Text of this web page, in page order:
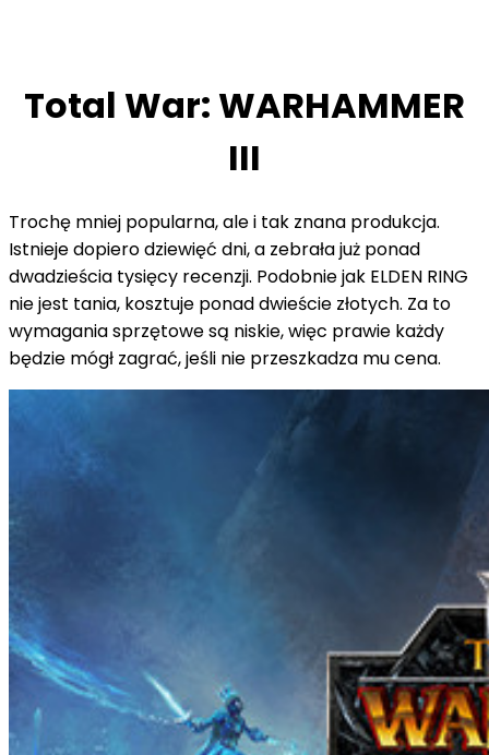
Total War: WARHAMMER
III
Trochę mniej popularna, ale i tak znana produkcja.
Istnieje dopiero dziewięć dni, a zebrała już ponad
dwadzieścia tysięcy recenzji. Podobnie jak ELDEN RING
nie jest tania, kosztuje ponad dwieście złotych. Za to
wymagania sprzętowe są niskie, więc prawie każdy
będzie mógł zagrać, jeśli nie przeszkadza mu cena.